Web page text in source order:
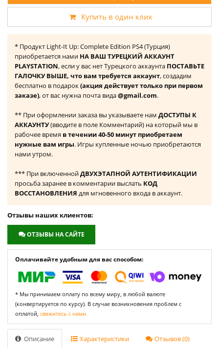
Купить в один клик
* Продукт Light-It Up: Complete Edition PS4 (Турция)
приобретается нами НА ВАШ ТУРЕЦКИЙ АККАУНТ
PLAYSTATION, если у вас нет Турецкого аккаунта ПОСТАВЬТЕ
ГАЛОЧКУ ВЫШЕ, что вам требуется аккаунт, создадим
бесплатно в подарок(акция действует только при первом
заказе), от вас нужна почта вида@gmail.com.
** При оформлении заказа вы указываете нам ДОСТУПЫ К
АККАУНТУ(вводите в поле Комментарий) на который мы в
рабочее время в течении 40-50 минут приобретаем
нужные вам игры. Игры купленные ночью приобретаются
нами утром.
*** При включеннойДВУХЭТАПНОЙ АУТЕНТИФИКАЦИИ
просьба заранее в комментарии выслать КОД
ВОССТАНОВЛЕНИЯ для мгновенного входа в аккаунт.
Отзывы наших клиентов:
ОТЗЫВЫ НА САЙТЕ
Оплачивайте удобным для вас способом:
* Мы принимаем оплату по всему миру, в любой валюте
(конвертируется по курсу). В случае возникновения проблем с
оплатой, свяжитесь с нами.
Описание Характеристики Отзывов (0)